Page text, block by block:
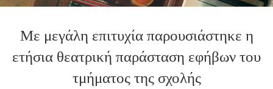
Με μεγάλη επιτυχία παρουσιάστηκε η
ετήσια θεατρική παράσταση εφήβων του
τμήματος της σχολής